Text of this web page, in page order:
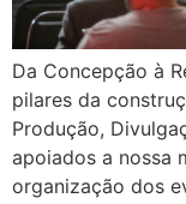
Da Concepção à
pilares da
Produção,
apoiados a nossa
organização dos